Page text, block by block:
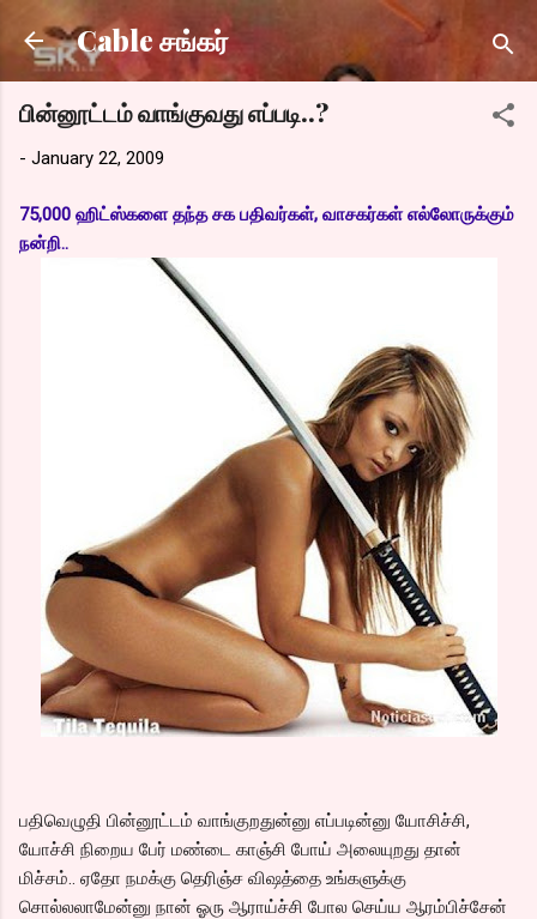
Skip to main content
Cable சங்கர்
பின்னூட்டம் வாங்குவது எப்படி..?
- January 22, 2009
75,000 ஹிட்ஸ்களை தந்த சக பதிவர்கள், வாசகர்கள் எல்லோருக்கும்
நன்றி..
பதிவெழுதி பின்னூட்டம் வாங்குறதுன்னு எப்படின்னு யோசிச்சி,
யோச்சி நிறைய பேர் மண்டை காஞ்சி போய் அலையுறது தான்
மிச்சம்.. ஏதோ நமக்கு தெரிஞ்ச விஷத்தை உங்களுக்கு
சொல்லலாமேன்னு நான் ஓரு ஆராய்ச்சி போல செய்ய ஆரம்பிச்சேன்